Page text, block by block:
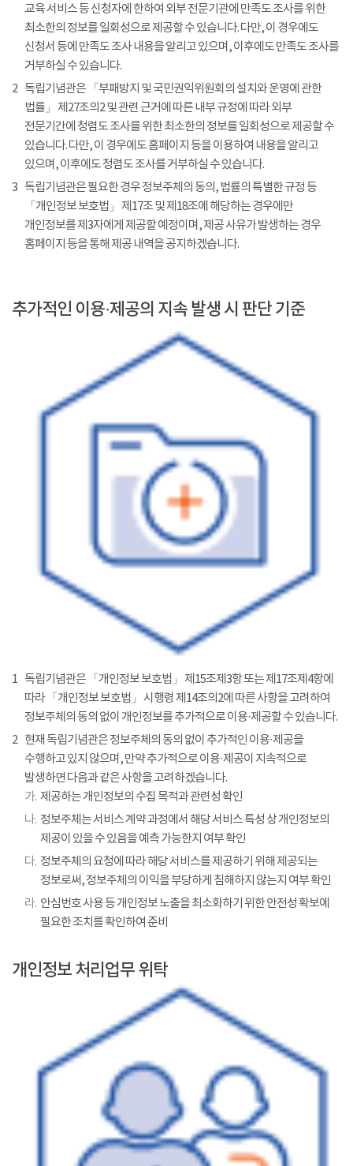
교육 서비스 등 신청자에 한하여 외부 전문기관에 만족도 조사를 위한
최소한의 정보를 일회성으로 제공할 수 있습니다. 다만, 이 경우에도
신청서 등에 만족도 조사 내용을 알리고 있으며, 이후에도 만족도 조사를
거부하실 수 있습니다.
2 독립기념관은 「부패방지 및 국민권익위원회의 설치와 운영에 관한
법률」 제27조의2 및 관련 근거에 따른 내부 규정에 따라 외부
전문기간에 청렴도 조사를 위한 최소한의 정보를 일회성으로 제공할 수
있습니다. 다만, 이 경우에도 홈페이지 등을 이용하여 내용을 알리고
있으며, 이후에도 청렴도 조사를 거부하실 수 있습니다.
3 독립기념관은 필요한 경우 정보주체의 동의, 법률의 특별한 규정 등
「개인정보 보호법」 제17조 및 제18조에 해당하는 경우에만
개인정보를 제3자에게 제공할 예정이며, 제공 사유가 발생하는 경우
홈페이지 등을 통해 제공 내역을 공지하겠습니다.
추가적인 이용·제공의 지속 발생 시 판단 기준
1 독립기념관은 「개인정보 보호법」 제15조제3항 또는 제17조제4항에
따라 「개인정보 보호법」 시행령 제14조의2에 따른 사항을 고려하여
정보주체의 동의 없이 개인정보를 추가적으로 이용·제공할 수 있습니다.
2 현재 독립기념관은 정보주체의 동의 없이 추가적인 이용·제공을
수행하고 있지 않으며, 만약 추가적으로 이용·제공이 지속적으로
발생하면 다음과 같은 사항을 고려하겠습니다.
가. 제공하는 개인정보의 수집 목적과 관련성 확인
나. 정보주체는 서비스 계약 과정에서 해당 서비스 특성 상 개인정보의
제공이 있을 수 있음을 예측 가능한지 여부 확인
다. 정보주체의 요청에 따라 해당 서비스를 제공하기 위해 제공되는
정보로써, 정보주체의 이익을 부당하게 침해하지 않는지 여부 확인
라. 안심번호 사용 등 개인정보 노출을 최소화하기 위한 안전성 확보에
필요한 조치를 확인하여 준비
개인정보 처리업무 위탁